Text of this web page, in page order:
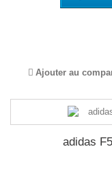
Ajouter au
adidas